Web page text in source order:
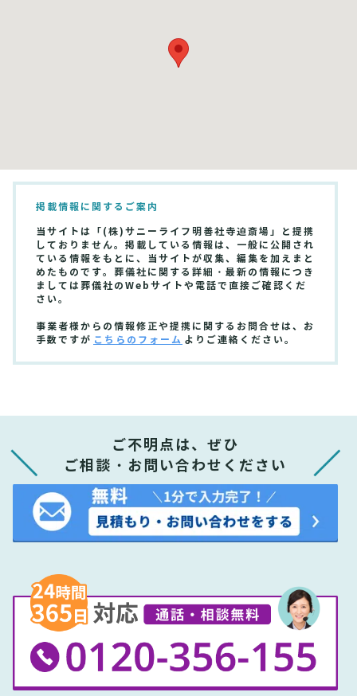
掲載情報に関するご案内
当サイトは「(株)サニーライフ明善社寺迫斎場」と提携
しておりません。掲載している情報は、一般に公開され
ている情報をもとに、当サイトが収集、編集を加えまと
めたものです。葬儀社に関する詳細・最新の情報につき
ましては葬儀社のWebサイトや電話で直接ご確認くだ
さい。
事業者様からの情報修正や提携に関するお問合せは、お
手数ですが こちらのフォーム よりご連絡ください。
ご不明点は、ぜひ
ご相談・お問い合わせください